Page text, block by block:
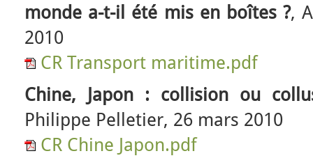
monde a-t-il été mis en boîtes ?,
2010
CR Transport maritime.pdf
Chine, Japon : collision ou
Philippe Pelletier, 26 mars 2010
CR Chine Japon.pdf